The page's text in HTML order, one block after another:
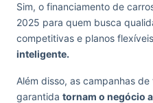
Sim, o financiamento de
2025 para quem busca
competitivas e planos
inteligente.
Além disso, as campanhas
garantida tornam o negócio